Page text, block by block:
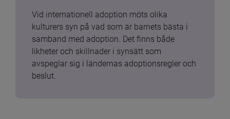
Vid internationell adoption möts olika
kulturers syn på vad som är barnets bästa i
samband med adoption. Det finns både
likheter och skillnader i synsätt som
avspeglar sig i ländernas adoptionsregler och
beslut.